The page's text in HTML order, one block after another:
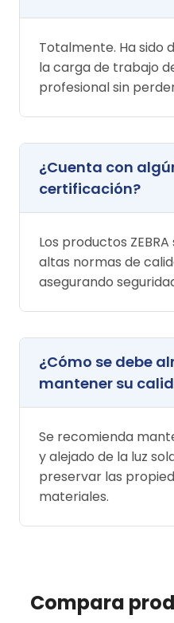
Totalmente. Ha sido
la carga de trabajo
profesional sin
¿Cuenta con
certificación?
Los productos
altas normas de
asegurando
¿Cómo se debe
mantener su
Se recomienda
y alejado de la luz
preservar las
materiales.
Compara